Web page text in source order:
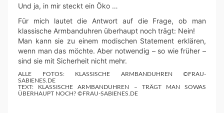
Und ja, in mir steckt ein Öko …
Für mich lautet die Antwort auf die Frage, ob man
klassische Armbanduhren überhaupt noch trägt: Nein!
Man kann sie zu einem modischen Statement erklären,
wenn man das möchte. Aber notwendig – so wie früher –
sind sie mit Sicherheit nicht mehr.
ALLE FOTOS: KLASSISCHE ARMBANDUHREN ©FRAU-
SABIENES.DE
TEXT: KLASSISCHE ARMBANDUHREN – TRÄGT MAN SOWAS
ÜBERHAUPT NOCH? ©FRAU-SABIENES.DE